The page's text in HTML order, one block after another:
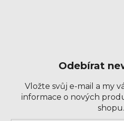
Odebírat
Vložte svůj e-mail a my
informace o nových
shopu.